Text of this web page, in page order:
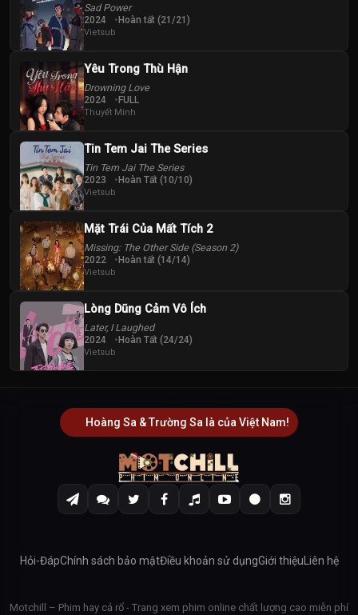
Sad Power
2024 Hoàn tất (21/21)
Vietsub
Yêu Trong Thù Hận
Drowning Love
2024 FULL
Thuyết Minh
Tin Tem Jai The Series
Tin Tem Jai The Series
2023 Hoàn Tất (10/10)
Vietsub
Mặt Trái Của Mất Tích 2
Missing: The Other Side (Season 2)
2022 Hoàn tất (14/14)
Vietsub
Lòng Dũng Cảm Vô Ích
Later, I Laughed
2024 Hoàn Tất (24/24)
Vietsub
Hoàng Sa & Trường Sa là của Việt Nam!
Hỏi-ĐápChính sách bảo mậtĐiều khoản sử dụngGiới thiệuLiên hệ
Motchill – Phim hay cả rổ - Trang xem phim online chất lượng cao miễn phí